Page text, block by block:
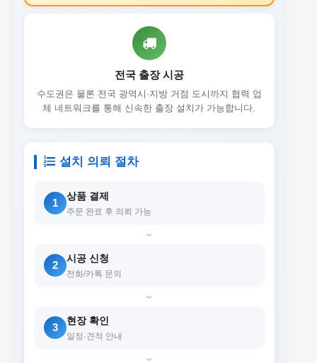
전국 출장 시공
수도권은 물론 전국 광역시·지방 거점 도시까지 협력 업
체 네트워크를 통해 신속한 출장 설치가 가능합니다.
설치 의뢰 절차
1
상품 결제
주문 완료 후 의뢰 가능
›
2
시공 신청
전화/카톡 문의
›
3
현장 확인
일정·견적 안내
›